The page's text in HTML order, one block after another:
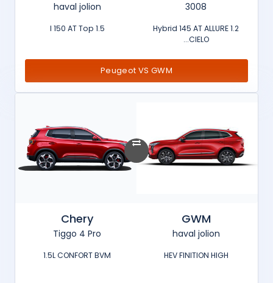
3008
1.2 Hybrid 145 AT ALLURE
CIELO...
haval jolion
1.5 l 150 AT Top
Peugeot VS GWM
GWM
haval jolion
HEV FINITION HIGH
Chery
Tiggo 4 Pro
1.5L CONFORT BVM